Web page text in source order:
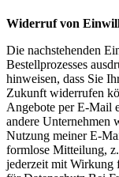
Widerruf von
Die nachstehenden
Bestellprozesses
hinweisen, dass Sie
Zukunft widerrufen
Angebote per E-Mail
andere Unternehmen
Nutzung meiner E-
formlose Mitteilung,
jederzeit mit Wirkung